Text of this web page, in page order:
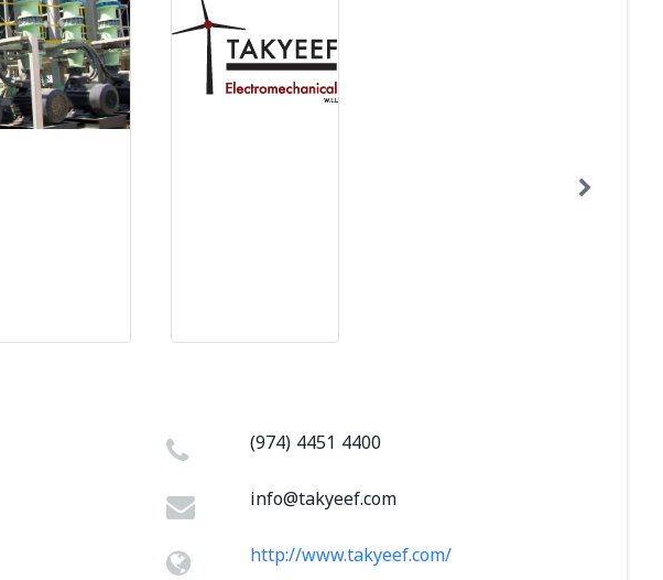
(974) 4451 4400
info@takyeef.com
http://www.takyeef.com/